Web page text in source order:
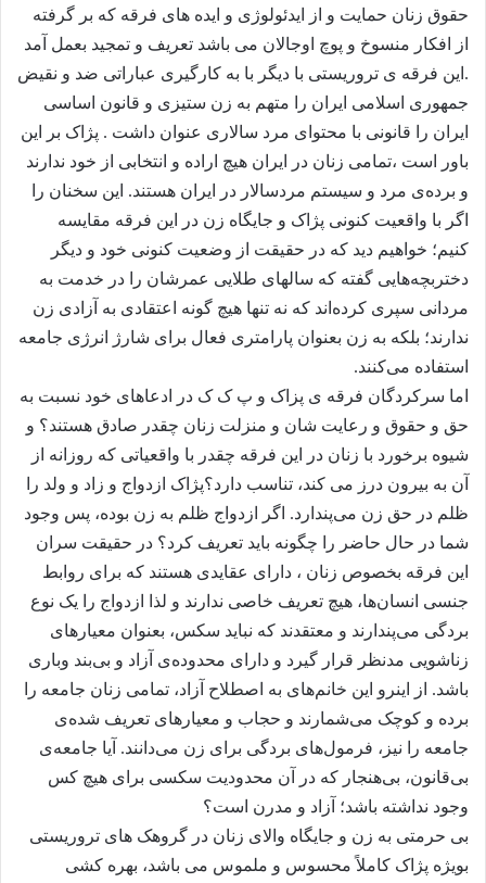
حقوق زنان حمایت و از ایدئولوژی و ایده های فرقه که بر گرفته
از افکار منسوخ و پوچ اوجالان می باشد تعریف و تمجید بعمل آمد
.این فرقه ی تروریستی با دیگر با به کارگیری عباراتی ضد و نقیض
جمهوری اسلامی ایران را متهم به زن ستیزی و قانون اساسی
ایران را قانونی با محتوای مرد سالاری عنوان داشت . پژاک بر این
باور است ،تمامی زنان در ایران هیچ اراده و انتخابی از خود ندارند
و برده‌ی مرد و سیستم مردسالار در ایران هستند. این سخنان را
اگر با واقعیت کنونی پژاک و جایگاه زن در این فرقه مقایسه
کنیم؛ خواهیم دید که در حقیقت از وضعیت کنونی خود و دیگر
دختربچه‌هایی گفته که سالهای طلایی عمرشان را در خدمت به
مردانی سپری کرده‌اند که نه تنها هیچ گونه اعتقادی به آزادی زن
ندارند؛ بلکه به زن بعنوان پارامتری فعال برای شارژ انرژی جامعه
استفاده می‌کنند.
اما سرکردگان فرقه ی پزاک و پ ک ک در ادعاهای خود نسبت به
حق و حقوق و رعایت شان و منزلت زنان چقدر صادق هستند؟ و
شیوه برخورد با زنان در این فرقه چقدر با واقعیاتی که روزانه از
آن به بیرون درز می کند، تناسب دارد؟پژاک ازدواج و زاد و ولد را
ظلم در حق زن می‌پندارد. اگر ازدواج ظلم به زن بوده، پس وجود
شما در حال حاضر را چگونه باید تعریف کرد؟ در حقیقت سران
این فرقه بخصوص زنان ، دارای عقایدی هستند که برای روابط
جنسی انسان‌ها، هیچ تعریف خاصی ندارند و لذا ازدواج را یک نوع
بردگی می‌پندارند و معتقدند که نباید سکس، بعنوان معیارهای
زناشویی مدنظر قرار گیرد و دارای محدوده‌ی آزاد و بی‌بند وباری
باشد. از اینرو این خانم‌های به اصطلاح آزاد، تمامی زنان جامعه را
برده و کوچک می‌شمارند و حجاب و معیارهای تعریف شده‌ی
جامعه را نیز، فرمول‌های بردگی برای زن می‌دانند. آیا جامعه‌ی
بی‌قانون، بی‌هنجار که در آن محدودیت سکسی برای هیچ کس
وجود نداشته باشد؛ آزاد و مدرن است؟
بی حرمتی به زن و جایگاه والای زنان در گروهک های تروریستی
بویژه پژاک کاملاً محسوس و ملموس می باشد، بهره کشی